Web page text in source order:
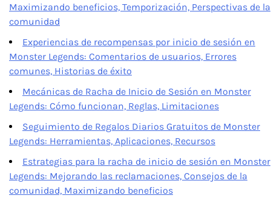
Maximizando beneficios, Temporización, Perspectivas de la
comunidad
Experiencias de recompensas por inicio de sesión en
Monster Legends: Comentarios de usuarios, Errores
comunes, Historias de éxito
Mecánicas de Racha de Inicio de Sesión en Monster
Legends: Cómo funcionan, Reglas, Limitaciones
Seguimiento de Regalos Diarios Gratuitos de Monster
Legends: Herramientas, Aplicaciones, Recursos
Estrategias para la racha de inicio de sesión en Monster
Legends: Mejorando las reclamaciones, Consejos de la
comunidad, Maximizando beneficios